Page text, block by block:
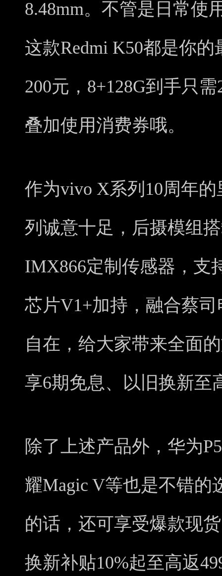
8.48mm。不管是日常使
这款Redmi K50都是你
200元，8+128G到手只
叠加使用消费券哦。
作为vivo X系列10周年
列诚意十足，后摄模组
IMX866定制传感器，支
芯片V1+加持，融合蔡
自在，给大家带来全面
享6期免息、以旧换新至
除了上述产品外，华为
耀Magic V等也是不错的
的话，还可享受爆款现
换新补贴10%起至高返